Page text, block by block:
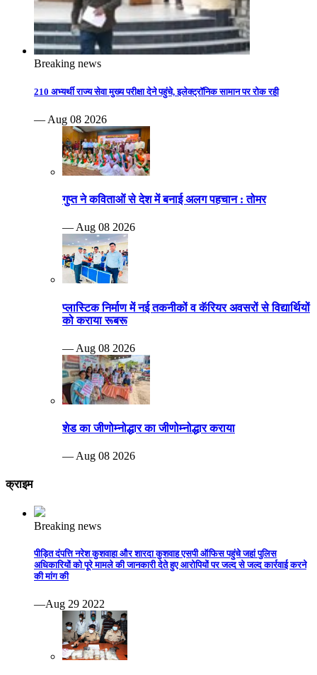
Breaking news
210 अभ्यर्थी राज्य सेवा मुख्य परीक्षा देने पहुंचे, इलेक्ट्रॉनिक सामान पर रोक रही
— Aug 08 2026
गुप्त ने कविताओं से देश में बनाई अलग पहचान : तोमर
— Aug 08 2026
प्लास्टिक निर्माण में नई तकनीकों व कॅरियर अवसरों से विद्यार्थियों
को कराया रूबरू
— Aug 08 2026
शेड का जीणोम्नोद्धार का जीणोम्नोद्धार कराया
— Aug 08 2026
क्राइम
Breaking news
पीड़ित दंपत्ति नरेश कुशवाहा और शारदा कुशवाह एसपी ऑफिस पहुंचे जहां पुलिस
अधिकारियों को पूरे मामले की जानकारी देते हुए आरोपियों पर जल्द से जल्द कार्रवाई करने
की मांग की
—Aug 29 2022